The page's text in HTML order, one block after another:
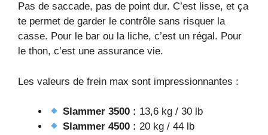
Pas de saccade, pas de point dur. C’est lisse, et ça
te permet de garder le contrôle sans risquer la
casse. Pour le bar ou la liche, c’est un régal. Pour
le thon, c’est une assurance vie.
Les valeurs de frein max sont impressionnantes :
Slammer 3500 : 13,6 kg / 30 lb
Slammer 4500 : 20 kg / 44 lb